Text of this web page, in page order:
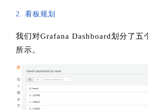
2. 看板规划
我们对Grafana Dashboard划分了五
所示。